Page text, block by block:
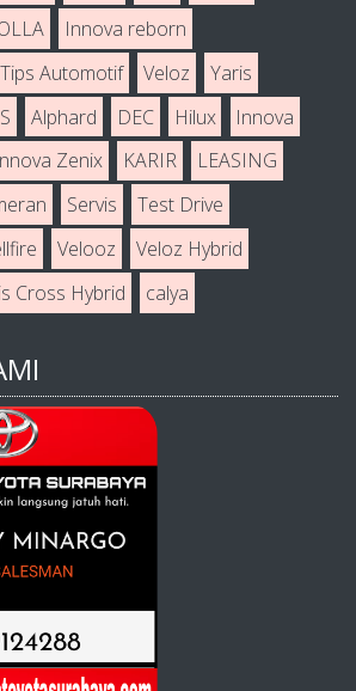
Innova reborn
Tips Automotif Veloz
Yaris
Alphard DEC Hilux
Innova
Zenix KARIR
LEASING
Servis
Test Drive
Velooz
Veloz Hybrid
Cross Hybrid calya